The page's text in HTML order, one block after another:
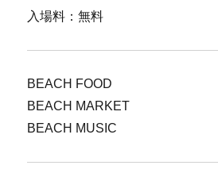
入場料：無料
BEACH FOOD
BEACH MARKET
BEACH MUSIC